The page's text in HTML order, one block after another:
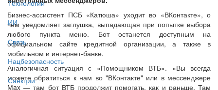
Технологии
ИИ
Связь
Нацбезопасность
Санкции
Бизнес-ассистент ПСБ «Катюша» уходит во «ВКонтакте», о
чём уведомляет заглушка, выпадающая при попытке выбора
любого пункта меню. Бот останется доступным на
официальном сайте кредитной организации, а также в
мобильном и интернет-банке.
Аналогичная ситуация с «Помощником ВТБ». «Вы всегда
можете обратиться к нам во "ВКонтакте" или в мессенджере
Мax — там бот ВТБ продолжит помогать, как и раньше. Там